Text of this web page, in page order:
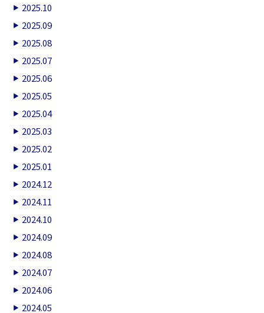
2025.10
2025.09
2025.08
2025.07
2025.06
2025.05
2025.04
2025.03
2025.02
2025.01
2024.12
2024.11
2024.10
2024.09
2024.08
2024.07
2024.06
2024.05